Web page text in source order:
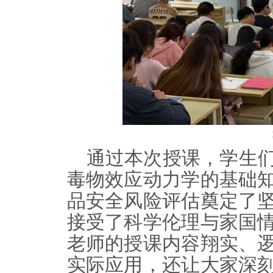
通过本次授课，学生
毒物效应动力学的基础
品安全风险评估奠定了
接受了科学伦理与家国
老师的授课内容翔实、
实际应用，还让大家深